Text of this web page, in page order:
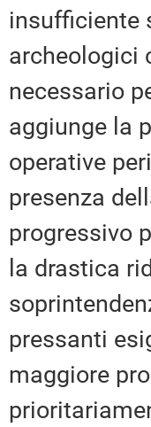
insufficiente
archeologici
necessario
aggiunge la
operative
presenza
progressivo
la drastica
pressanti
maggiore